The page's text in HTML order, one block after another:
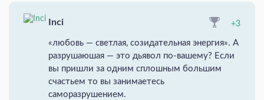
Inci +3
«любовь — светлая, созидательная энергия». А
разрушаюшая — это дьявол по-вашему? Если
вы пришли за одним сплошным большим
счастьем то вы занимаетесь
саморазрушением.